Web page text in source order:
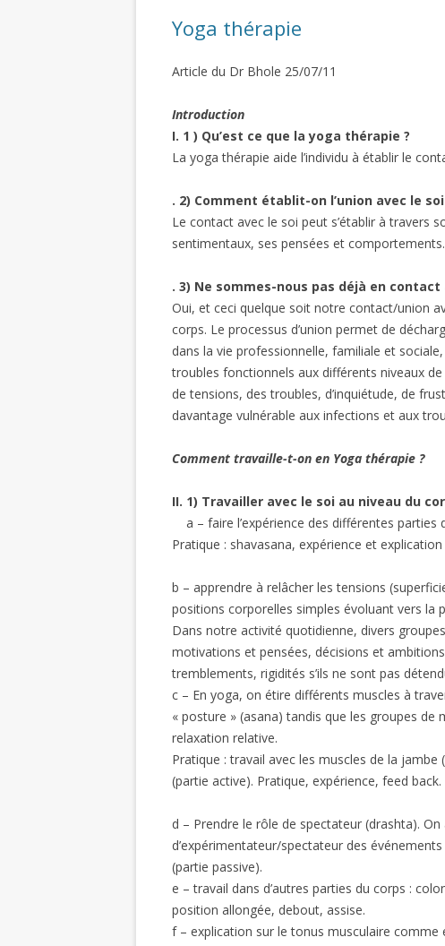
Yoga thérapie
Article du Dr Bhole 25/07/11
Introduction
I. 1 ) Qu’est ce que la yoga thérapie ?
La yoga thérapie aide l’individu à établir le
. 2) Comment établit-on l’union avec le soi
Le contact avec le soi peut s’établir à travers
sentimentaux, ses pensées et comportements.
. 3) Ne sommes-nous pas déjà en contact
Oui, et ceci quelque soit notre contact/union
corps. Le processus d’union permet de
dans la vie professionnelle, familiale et
troubles fonctionnels aux différents niveaux de
de tensions, des troubles, d’inquiétude, de
davantage vulnérable aux infections et aux
Comment travaille-t-on en Yoga thérapie ?
II. 1) Travailler avec le soi au niveau du
a – faire l’expérience des différentes parties
Pratique : shavasana, expérience et explication
b – apprendre à relâcher les tensions
positions corporelles simples évoluant vers la
Dans notre activité quotidienne, divers
motivations et pensées, décisions et
tremblements, rigidités s’ils ne sont pas
c – En yoga, on étire différents muscles à
« posture » (asana) tandis que les groupes
relaxation relative.
Pratique : travail avec les muscles de la jambe
(partie active). Pratique, expérience, feed back.
d – Prendre le rôle de spectateur (drashta).
d’expérimentateur/spectateur des
(partie passive).
e – travail dans d’autres parties du corps :
position allongée, debout, assise.
f – explication sur le tonus musculaire